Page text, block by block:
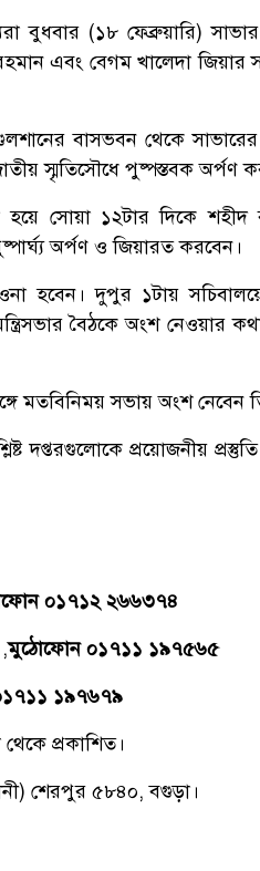
বুধবার (১৮ ফেব্রুয়ারি)
এবং বেগম খালেদা জিয়ার
বাসভবন থেকে
স্মৃতিসৌধে পুষ্পস্তবক অর্পণ
সোয়া ১২টার দিকে শহীদ
অর্পণ ও জিয়ারত করবেন।
হবেন। দুপুর ১টায়
বৈঠকে অংশ নেওয়ার
মতবিনিময় সভায় অংশ নেবেন
দপ্তরগুলোকে প্রয়োজনীয়
০১৭১২ ২৬৬৩৭৪
মুঠোফোন ০১৭১১ ১৯৭৫৬৫
১৯৭৬৭৯
প্রকাশিত।
শেরপুর ৫৮৪০, বগুড়া।